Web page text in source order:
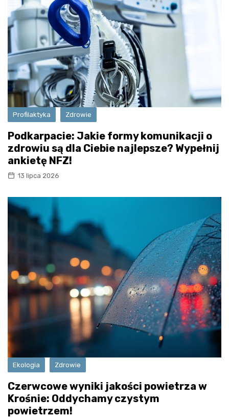
Profilaktyka Zdrowie
Podkarpacie: Jakie formy komunikacji o
zdrowiu są dla Ciebie najlepsze? Wypełnij
ankietę NFZ!
13 lipca 2026
Ekologia Zdrowie
Czerwcowe wyniki jakości powietrza w
Krośnie: Oddychamy czystym
powietrzem!